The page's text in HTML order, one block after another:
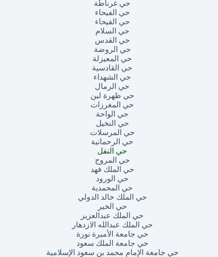
حي غرناطة
حي الفيحاء
حي الفيحاء
حي السلام
حي القدس
حي الروضة
حي المعيزلة
حي القادسية
حي الشهداء
حي الرمال
حي ظهرة لبن
حي المغرزات
حي الواحة
حي النخيل
حي المرسلات
حي الرحمانية
حي النفل
حي المروج
حي الملك فهد
حي الورود
حي المحمدية
حي الملك خالد الدولي
حي الخير
حي الملك عبدالعزيز
حي الملك عبدالله الازدهار
حي جامعة الأميرة نورة
حي جامعة الملك سعود
حي جامعة الإمام محمد بن سعود الإسلامية